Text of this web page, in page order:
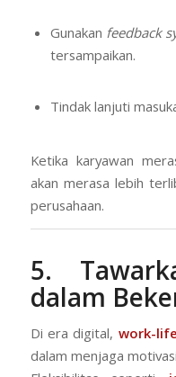
Gunakan feedback
tersampaikan.
Tindak lanjuti
Ketika karyawan
akan merasa lebih
perusahaan.
5.
dalam
Di era digital, work-
dalam menjaga